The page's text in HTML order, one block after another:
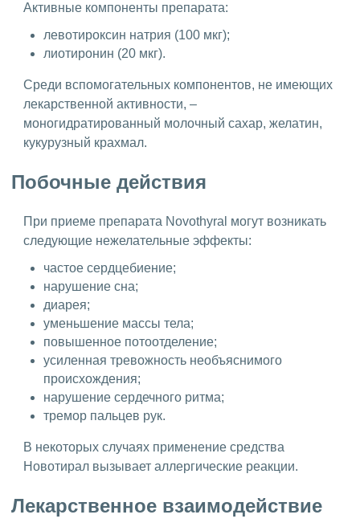
Активные компоненты препарата:
левотироксин натрия (100 мкг);
лиотиронин (20 мкг).
Среди вспомогательных компонентов, не имеющих
лекарственной активности, –
моногидратированный молочный сахар, желатин,
кукурузный крахмал.
Побочные действия
При приеме препарата Novothyral могут возникать
следующие нежелательные эффекты:
частое сердцебиение;
нарушение сна;
диарея;
уменьшение массы тела;
повышенное потоотделение;
усиленная тревожность необъяснимого
происхождения;
нарушение сердечного ритма;
тремор пальцев рук.
В некоторых случаях применение средства
Новотирал вызывает аллергические реакции.
Лекарственное взаимодействие